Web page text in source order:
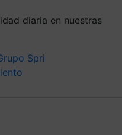
diaria en nuestras
Spri